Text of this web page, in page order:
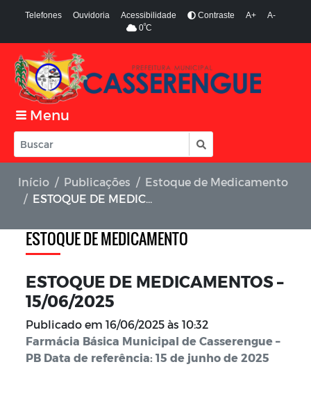
Telefones Ouvidoria Acessibilidade Contraste A+
A-
0ºC
Menu
Início Publicações
Estoque de Medicamento
ESTOQUE DE MEDICAMENTOS – 15/06/2025
ESTOQUE DE MEDICAMENTO
ESTOQUE DE MEDICAMENTOS –
15/06/2025
Publicado em 16/06/2025 às 10:32
Farmácia Básica Municipal de Casserengue –
PB Data de referência: 15 de junho de 2025